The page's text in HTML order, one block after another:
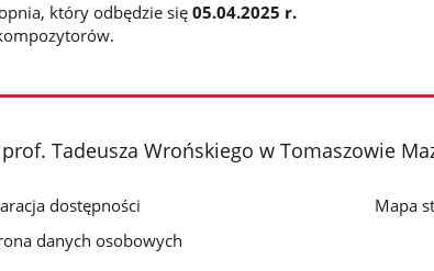
który odbędzie się05.04.2025 r.
Tadeusza Wrońskiego w Tomaszowie
dostępności
danych osobowych
Mapa